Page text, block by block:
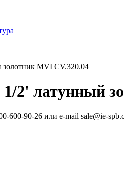
MVI CV.320.04
2' латунный
600-90-26 или e-mail sale@ie-